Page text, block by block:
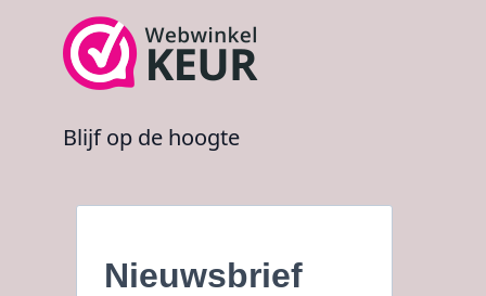
Blijf op de hoogte
Nieuwsbrief